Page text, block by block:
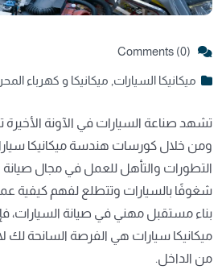
ميكانيكا السيارات ميكانيكا و كهرباء
تشهد صناعة السيارات في الآونة الأخيرة
ومن خلال كورسات هندسة ميكانيكا
التطورات والتأهل للعمل في مجال صيانة
شغوفًا بالسيارات وتتطلع لفهم كيفية
بناء مستقبل مهني في صيانة
ميكانيكا سيارات هي الفرصة السانحة لك
من الداخل.